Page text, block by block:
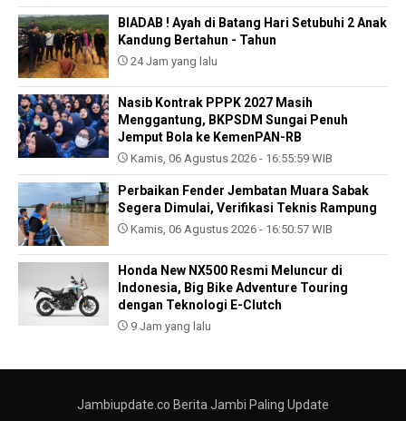
BIADAB ! Ayah di Batang Hari Setubuhi 2 Anak
Kandung Bertahun - Tahun
24 Jam yang lalu
Nasib Kontrak PPPK 2027 Masih
Menggantung, BKPSDM Sungai Penuh
Jemput Bola ke KemenPAN-RB
Kamis, 06 Agustus 2026 - 16:55:59 WIB
Perbaikan Fender Jembatan Muara Sabak
Segera Dimulai, Verifikasi Teknis Rampung
Kamis, 06 Agustus 2026 - 16:50:57 WIB
Honda New NX500 Resmi Meluncur di
Indonesia, Big Bike Adventure Touring
dengan Teknologi E-Clutch
9 Jam yang lalu
Jambiupdate.co Berita Jambi Paling Update